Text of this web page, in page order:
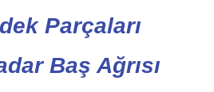
Parçaları
Baş Ağrısı